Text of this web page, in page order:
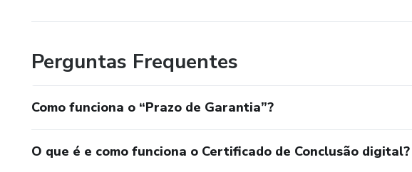
Perguntas Frequentes
Como funciona o “Prazo de Garantia”?
O que é e como funciona o Certificado de Conclusão digital?